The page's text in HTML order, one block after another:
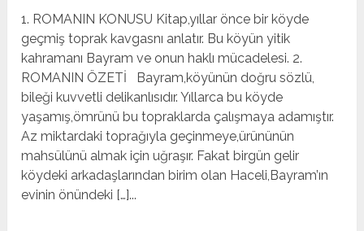
1. ROMANIN KONUSU Kitap,yıllar önce bir köyde
geçmiş toprak kavgasnı anlatır. Bu köyün yitik
kahramanı Bayram ve onun haklı mücadelesi. 2.
ROMANIN ÖZETİ Bayram,köyünün doğru sözlü,
bileği kuvvetli delikanlısıdır. Yıllarca bu köyde
yaşamış,ömrünü bu topraklarda çalışmaya adamıştır.
Az miktardaki toprağıyla geçinmeye,ürününün
mahsülünü almak için uğraşır. Fakat birgün gelir
köydeki arkadaşlarından birim olan Haceli,Bayram’ın
evinin önündeki […]...